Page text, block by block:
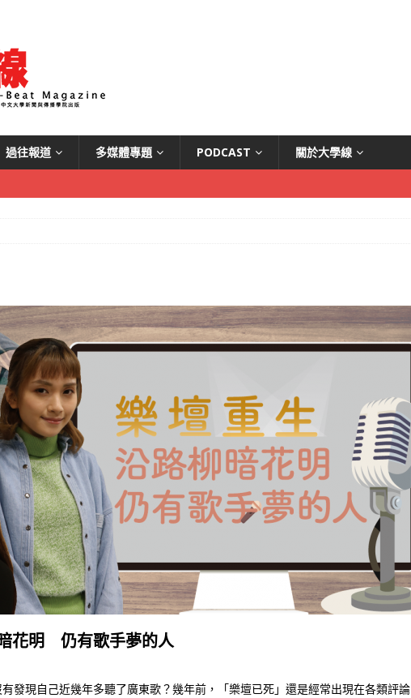
過往報道 多媒體專題 PODCAST 關於大學線
花明 仍有歌手夢的人
發現自己近幾年多聽了廣東歌？幾年前，「樂壇已死」還是經常出現在各類評論